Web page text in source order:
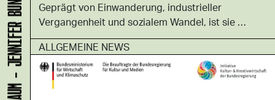
Geprägt von Einwanderung, industrieller
Vergangenheit und sozialem Wandel, ist sie …
ALLGEMEINE NEWS